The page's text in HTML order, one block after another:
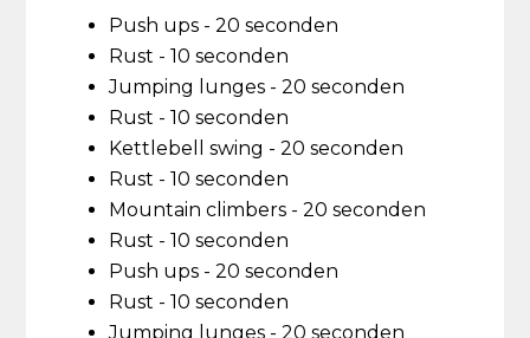
Push ups - 20 seconden
Rust - 10 seconden
Jumping lunges - 20 seconden
Rust - 10 seconden
Kettlebell swing - 20 seconden
Rust - 10 seconden
Mountain climbers - 20 seconden
Rust - 10 seconden
Push ups - 20 seconden
Rust - 10 seconden
Jumping lunges - 20 seconden